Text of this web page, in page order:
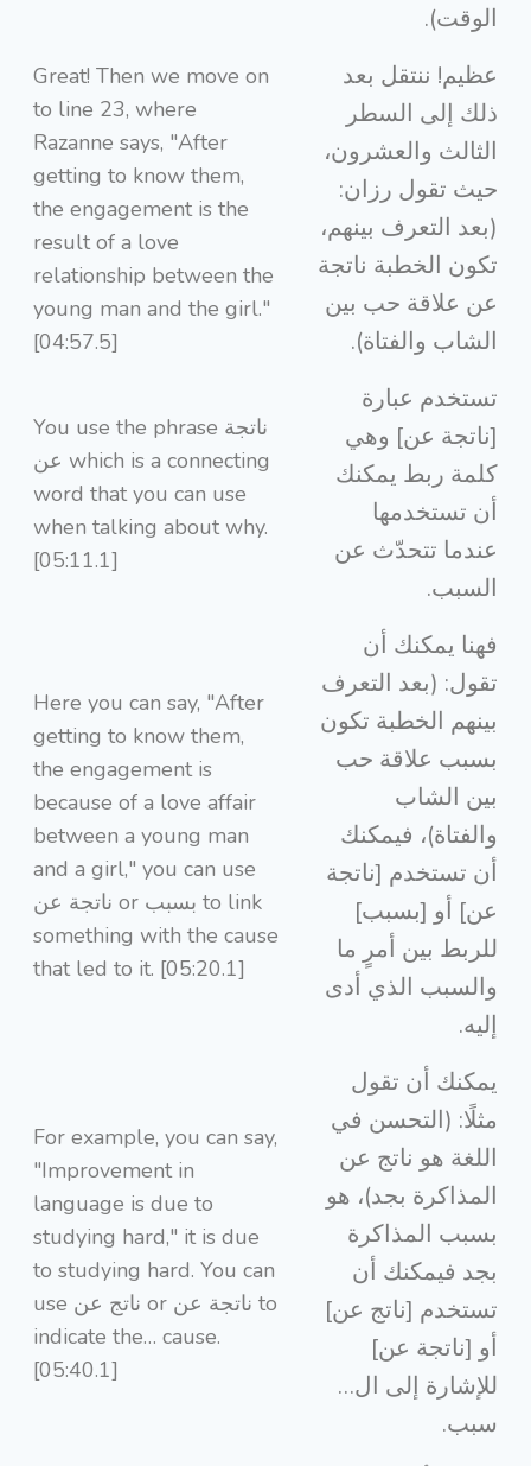
الوقت).
Great! Then we move on
to line 23, where
Razanne says, "After
getting to know them,
the engagement is the
result of a love
relationship between the
young man and the girl."
[04:57.5]
عظيم! ننتقل بعد
ذلك إلى السطر
الثالث والعشرون،
حيث تقول رزان:
(بعد التعرف بينهم،
تكون الخطبة ناتجة
عن علاقة حب بين
الشاب والفتاة).
You use the phrase ناتجة
عن which is a connecting
word that you can use
when talking about why.
[05:11.1]
تستخدم عبارة
[ناتجة عن] وهي
كلمة ربط يمكنك
أن تستخدمها
عندما تتحدّث عن
السبب.
Here you can say, "After
getting to know them,
the engagement is
because of a love affair
between a young man
and a girl," you can use
ناتجة عن or بسبب to link
something with the cause
that led to it. [05:20.1]
فهنا يمكنك أن
تقول: (بعد التعرف
بينهم الخطبة تكون
بسبب علاقة حب
بين الشاب
والفتاة)، فيمكنك
أن تستخدم [ناتجة
عن] أو [بسبب]
للربط بين أمرٍ ما
والسبب الذي أدى
إليه.
For example, you can say,
"Improvement in
language is due to
studying hard," it is due
to studying hard. You can
use ناتج عن or ناتجة عن to
indicate the… cause.
[05:40.1]
يمكنك أن تقول
مثلًا: (التحسن في
اللغة هو ناتج عن
المذاكرة بجد)، هو
بسبب المذاكرة
بجد فيمكنك أن
تستخدم [ناتج عن]
أو [ناتجة عن]
للإشارة إلى ال…
سبب.